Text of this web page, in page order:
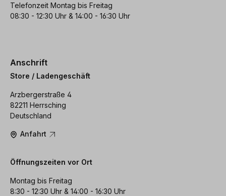
Telefonzeit Montag bis Freitag
08:30 - 12:30 Uhr & 14:00 - 16:30 Uhr
Anschrift
Store / Ladengeschäft
Arzbergerstraße 4
82211 Herrsching
Deutschland
Anfahrt
Öffnungszeiten vor Ort
Montag bis Freitag
8:30 - 12:30 Uhr & 14:00 - 16:30 Uhr